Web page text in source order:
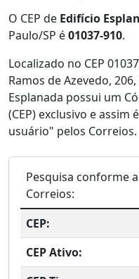
O CEP de Edifício
Paulo/SP é01037-910.
Localizado no CEP
Ramos de Azevedo,
Esplanada possui um
(CEP) exclusivo e
usuário" pelos Correios.
Pesquisa conforme
Correios:
CEP:
CEP Ativo: